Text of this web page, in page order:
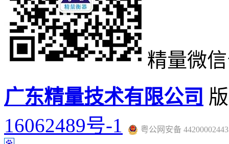
精量微
广东精量技术有限公司
16062489号-1
粤公网安备